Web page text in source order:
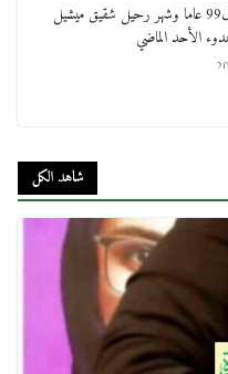
عن عمر يناهز ال99 عاما وشهر رحيل شقيق ميشيل
الأحد الماضي
بمجلس النواب ترسم خارطة
.. ومصيلحي يطالب بـ«لجان
وربط التمويل بالإنجاز.
شاهد الكل